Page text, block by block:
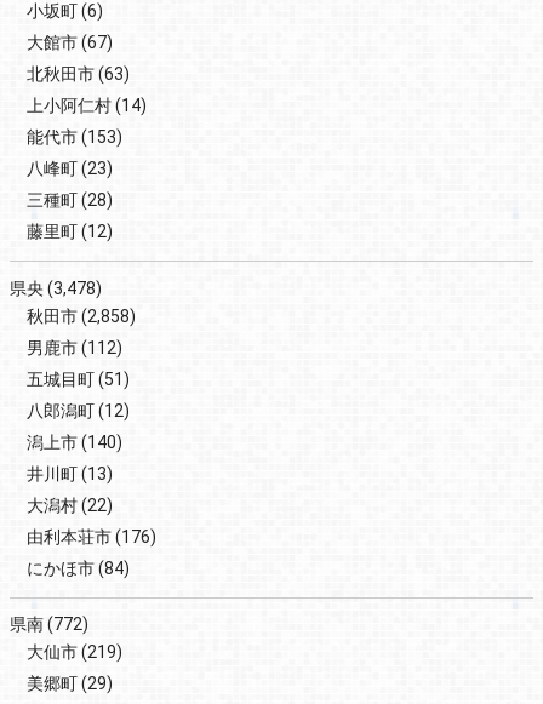
小坂町(6)
大館市(67)
北秋田市(63)
上小阿仁村(14)
能代市(153)
八峰町(23)
三種町(28)
藤里町(12)
県央 (3,478)
秋田市(2,858)
男鹿市(112)
五城目町(51)
八郎潟町(12)
潟上市(140)
井川町(13)
大潟村(22)
由利本荘市(176)
にかほ市(84)
県南(772)
大仙市(219)
美郷町(29)